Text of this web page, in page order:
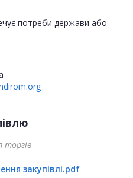
потреби держави або
торгів
закупівлі.pdf